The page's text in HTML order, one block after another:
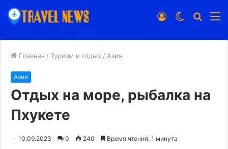
Switch
Войти
Главная / Туризм и отдых / Азия
Азия
Отдых на море, рыбалка на
Пхукете
10.09.2023 0 240 Время чтения: 1 минута